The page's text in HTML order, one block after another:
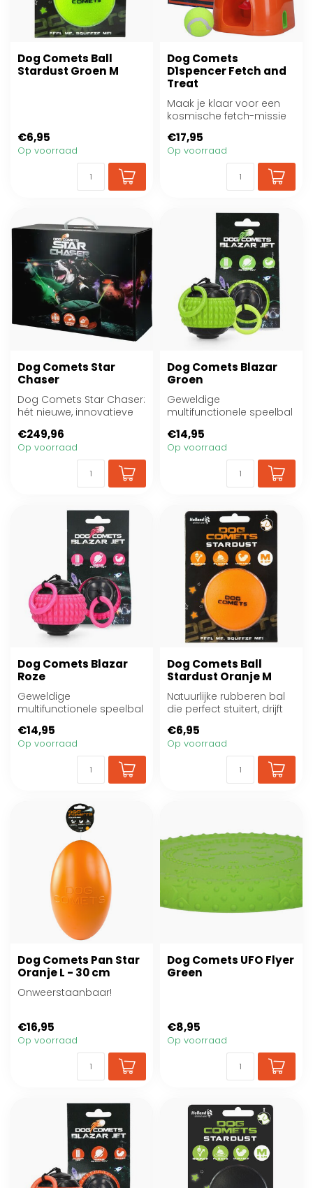
Dog Comets Ball
Stardust Groen M
€6,95
Op voorraad
Dog Comets
D1spencer Fetch and
Treat
Maak je klaar voor een
kosmische fetch-missie
samenkomen ...
€17,95
Op voorraad
Dog Comets Star
Chaser
Dog Comets Star Chaser:
hét nieuwe, innovatieve
€249,96
Op voorraad
Dog Comets Blazar
Groen
Geweldige
multifunctionele speelbal
€14,95
Op voorraad
Dog Comets Blazar
Roze
Geweldige
multifunctionele speelbal
€14,95
Op voorraad
Dog Comets Ball
Stardust Oranje M
Natuurlijke rubberen bal
die perfect stuitert, drijft
duurzaam...
€6,95
Op voorraad
Dog Comets Pan Star
Oranje L - 30 cm
Onweerstaanbaar!
€16,95
Op voorraad
Dog Comets UFO Flyer
Green
€8,95
Op voorraad